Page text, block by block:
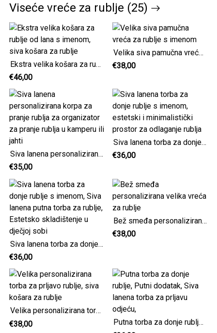
Viseće vreće za rublje (25)
Ekstra velika košara za rublje od lana s imenom, siva košara za rublje
€46,00
Velika siva pamučna vreća za rublje s imenom
€38,00
Siva lanena personalizirana korpa za pranje rublja za organizator za pranje rublja u kamperu ili jahti
€35,00
Siva lanena torba za donje rublje s imenom, estetski i minimalistički prostor za odlaganje rublja
€36,00
Siva lanena torba za donje rublje s imenom, Siva lanena putna torba za rublje, Estetsko skladištenje u dječjoj sobi
€36,00
Bež smeđa personalizirana velika vreća za rublje
€38,00
Velika personalizirana torba za prljavo rublje, siva košara za rublje
€38,00
Putna torba za donje rublje, Putni dodatak, Siva lanena torba za prljavu odjeću,